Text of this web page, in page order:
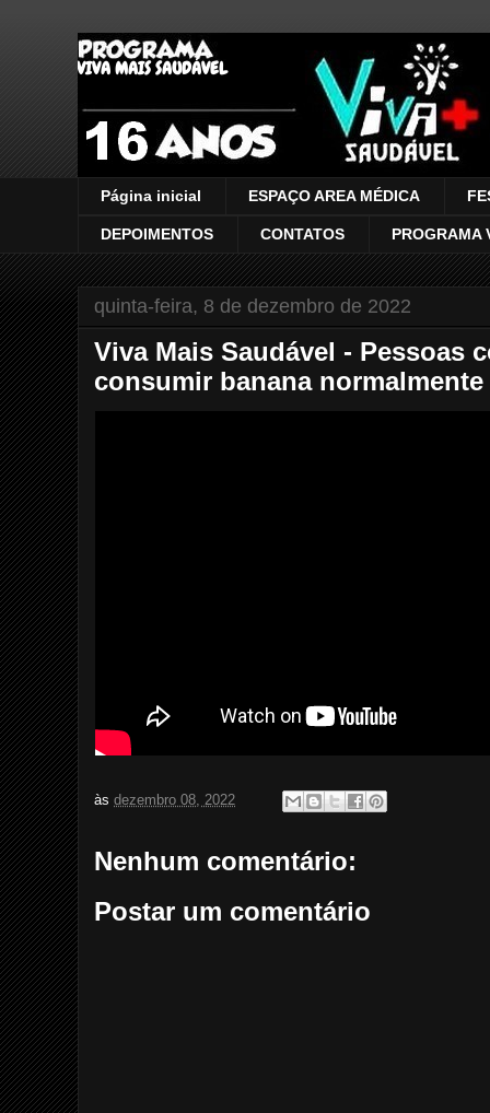
VIVA MAIS SAUDÁVEL
Página inicial ESPAÇO AREA MÉDICA
DEPOIMENTOS CONTATOS PROGRAMA
quinta-feira, 8 de dezembro de 2022
Viva Mais Saudável - Pessoas
consumir banana normalmente
àsdezembro 08, 2022
Nenhum comentário:
Postar um comentário